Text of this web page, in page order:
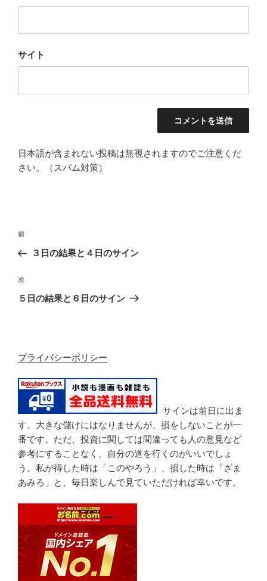
サイト
日本語が含まれない投稿は無視されますのでご注意くだ
さい。（スパム対策）
投
ビ
ゲ
ン
過
去
投
稿
前
３日の結果と４日のサイン
次
の
次
５日の結果と６日のサイン
プライバシーポリシー
サインは前日に出ま
す。大きな儲けにはなりませんが、損をしないことが一
番です。ただ、投資に関しては間違っても人の意見など
参考にすることなく、自分の道を行くのがいいでしょ
う。私が得した時は「このやろう」、損した時は「ざま
あみろ」と、毎日楽しんで見ていただければ幸いです。